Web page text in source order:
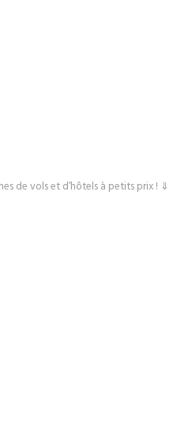
de vols et d’hôtels à petits prix ! ⇓